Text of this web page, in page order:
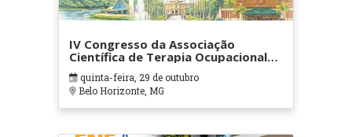
IV Congresso da Associação
Científica de Terapia Ocupacional
em Contextos Hospitalares e
Cuidados Paliativos - ATOHOSP
quinta-feira, 29 de outubro
Belo Horizonte, MG